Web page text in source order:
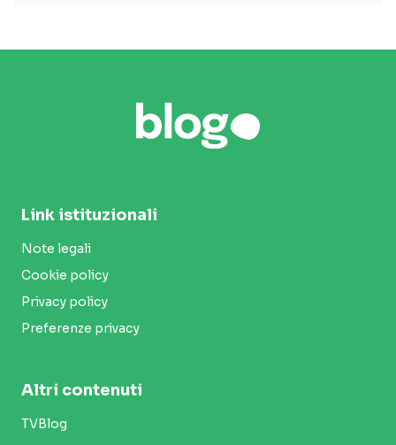
Link istituzionali
Note legali
Cookie policy
Privacy policy
Preferenze privacy
Altri contenuti
TVBlog